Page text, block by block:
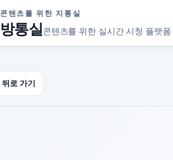
콘텐츠를 위한 지통실
방통실콘텐츠를 위한 실시간 시청 플랫폼
뒤로 가기